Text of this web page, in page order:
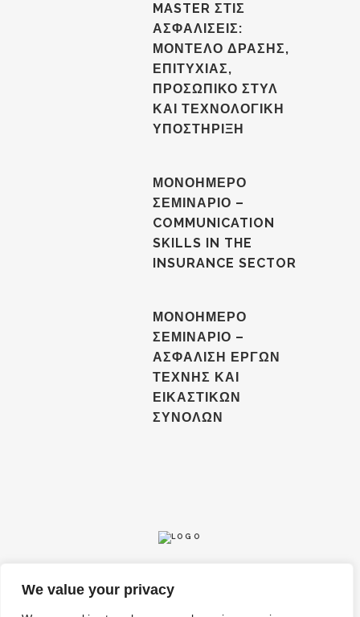
We value your privacy
MASTER ΣΤΙΣ
ΑΣΦΑΛΙΣΕΙΣ:
ΜΟΝΤΕΛΟ ΔΡΑΣΗΣ,
ΕΠΙΤΥΧΙΑΣ,
ΠΡΟΣΩΠΙΚΟ ΣΤΥΛ
ΚΑΙ ΤΕΧΝΟΛΟΓΙΚΗ
ΥΠΟΣΤΗΡΙΞΗ
ΜΟΝΟΗΜΕΡΟ
ΣΕΜΙΝΑΡΙΟ –
COMMUNICATION
SKILLS IN THE
INSURANCE SECTOR
ΜΟΝΟΗΜΕΡΟ
ΣΕΜΙΝΑΡΙΟ –
ΑΣΦΑΛΙΣΗ ΕΡΓΩΝ
ΤΕΧΝΗΣ ΚΑΙ
ΕΙΚΑΣΤΙΚΩΝ
ΣΥΝΟΛΩΝ